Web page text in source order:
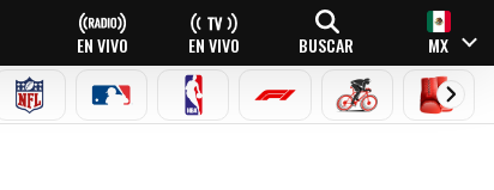
EN VIVO EN VIVO BUSCAR MX
NFL MLB NBA FÓRMULA 1CICLISMOBOXEO